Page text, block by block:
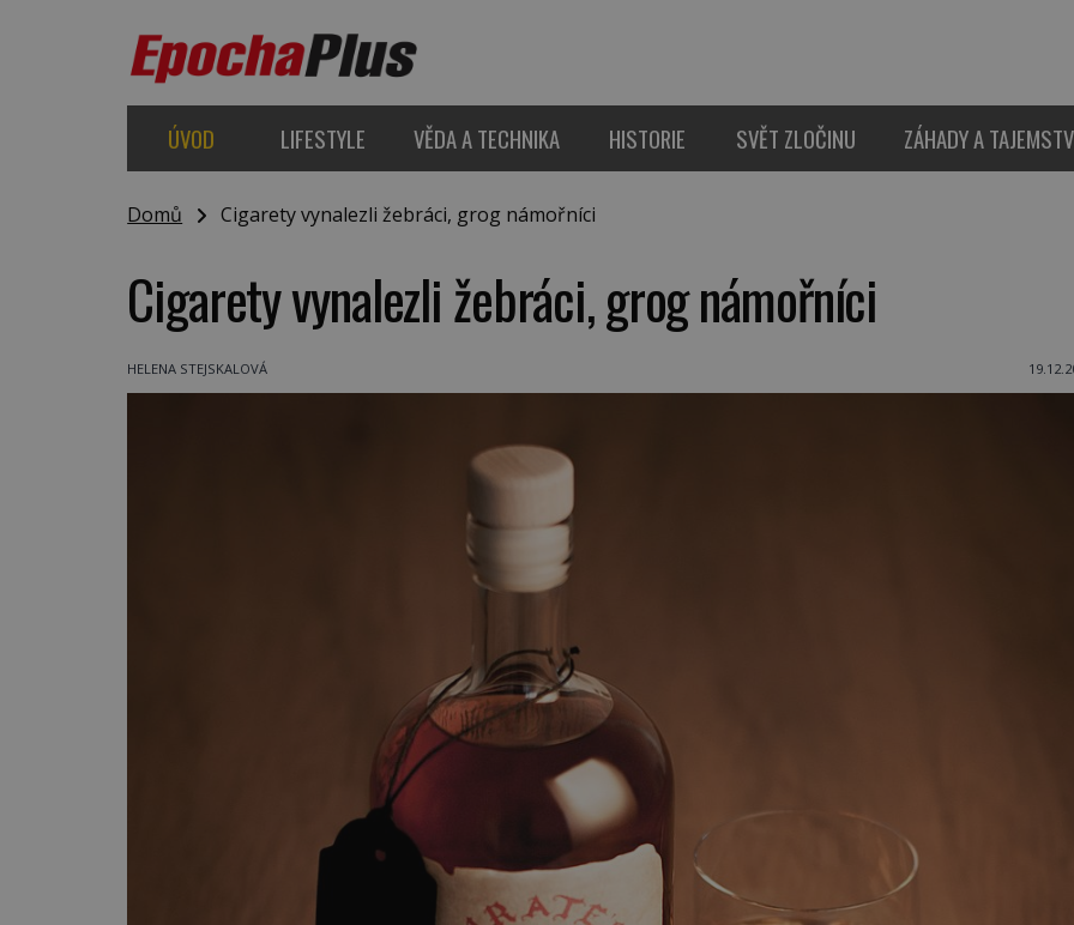
ÚVOD LIFESTYLE VĚDA A TECHNIKA HISTORIE SVĚT ZLOČINU ZÁHADY A
Domů Cigarety vynalezli žebráci, grog námořníci
Cigarety vynalezli žebráci, grog námořníci
HELENA STEJSKALOVÁ